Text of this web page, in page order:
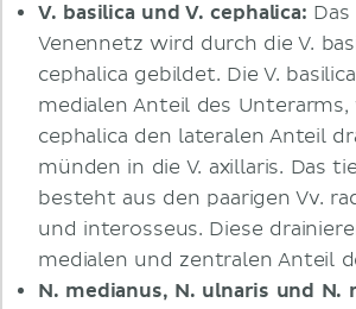
V. basilica und V. cephalica:
Venennetz wird durch die V.
cephalica gebildet. Die V.
medialen Anteil des Unterarms,
cephalica den lateralen Anteil
münden in die V. axillaris. Das
besteht aus den paarigen Vv.
und interosseus. Diese
medialen und zentralen Anteil
N. medianus, N. ulnaris und N.